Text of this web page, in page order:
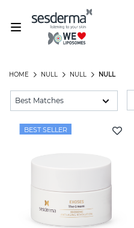
NULL
NULL
NULL
HOME
BEST SELLER